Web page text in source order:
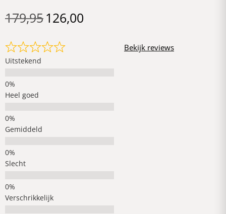
179,95126,00
Uitstekend
Heel goed
Gemiddeld
Slecht
Verschrikkelijk
Bekijk reviews